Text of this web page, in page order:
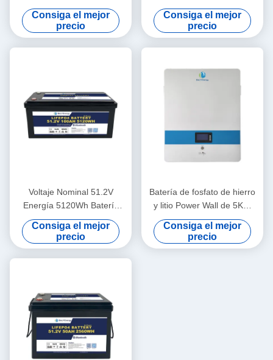
sistemas solares y fuera de
la red
Consiga el mejor
precio
hierro con Bluetooth
Consiga el mejor
precio
Voltaje Nominal 51.2V
Energía 5120Wh Batería
5KW 48V 100AH LiFePO4
con Bluetooth Opcional y
Autocalentamiento
Consiga el mejor
precio
Batería de fosfato de hierro
y litio Power Wall de 5KW
48V 100AH para
almacenamiento de energía
residencial
Consiga el mejor
precio